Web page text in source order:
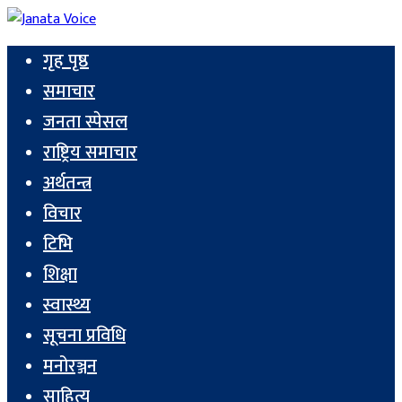
गृह पृष्ठ
समाचार
जनता स्पेसल
राष्ट्रिय समाचार
अर्थतन्त्र
विचार
टिभि
शिक्षा
स्वास्थ्य
सूचना प्रविधि
मनोरञ्जन